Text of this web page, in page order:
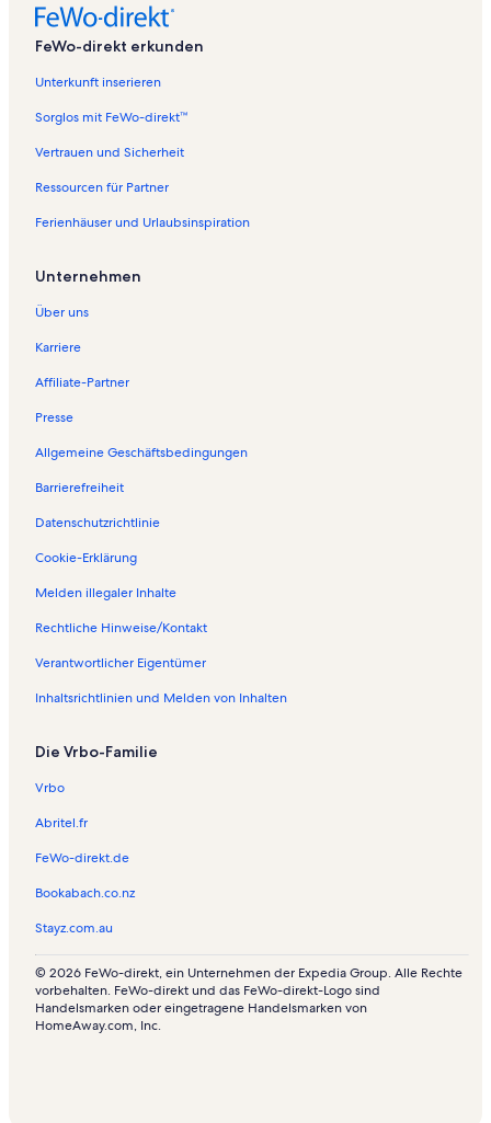
FeWo-direkt erkunden
Unterkunft inserieren
Sorglos mit FeWo-direkt™
Vertrauen und Sicherheit
Ressourcen für Partner
Ferienhäuser und Urlaubsinspiration
Unternehmen
Über uns
Karriere
Affiliate-Partner
Presse
Allgemeine Geschäftsbedingungen
Barrierefreiheit
Datenschutzrichtlinie
Cookie-Erklärung
Melden illegaler Inhalte
Rechtliche Hinweise/Kontakt
Verantwortlicher Eigentümer
Inhaltsrichtlinien und Melden von Inhalten
Die Vrbo-Familie
Vrbo
Abritel.fr
FeWo-direkt.de
Bookabach.co.nz
Stayz.com.au
© 2026 FeWo-direkt, ein Unternehmen der Expedia Group. Alle Rechte
vorbehalten. FeWo-direkt und das FeWo-direkt-Logo sind
Handelsmarken oder eingetragene Handelsmarken von
HomeAway.com, Inc.